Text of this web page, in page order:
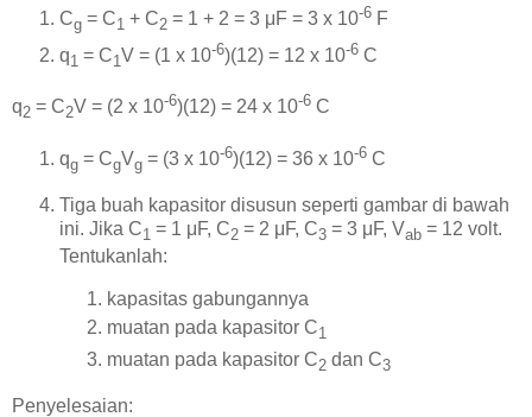
Cg = C1 + C2 = 1 + 2 = 3 μF = 3 x 10-6 F
q1 = C1V = (1 x 10-6)(12) = 12 x 10-6 C
q2 = C2V = (2 x 10-6)(12) = 24 x 10-6 C
qg = CgVg = (3 x 10-6)(12) = 36 x 10-6 C
Tiga buah kapasitor disusun seperti gambar di bawah
ini. Jika C1 = 1 μF, C2 = 2 μF, C3 = 3 μF, Vab = 12 volt.
Tentukanlah:
kapasitas gabungannya
muatan pada kapasitor C1
muatan pada kapasitor C2 dan C3
Penyelesaian: